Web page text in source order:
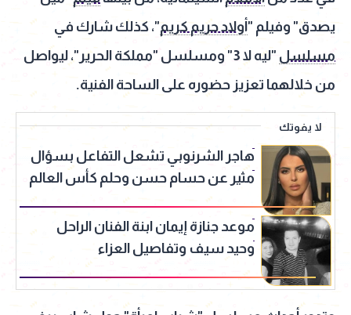
يصدق" وفيلم "أولاد حريم كريم"، كذلك شارك في
مسلسل
"ليه لا 3" ومسلسل "مملكة الحرير"، ليواصل
من خلالهما تعزيز حضوره على الساحة الفنية.
لا يفوتك
هاجر الشرنوبي تشعل التفاعل بسؤال
مثير عن حسام حسن وحلم كأس العالم
موعد جنازة إيمان ابنة الفنان الراحل
وحيد سيف وتفاصيل العزاء